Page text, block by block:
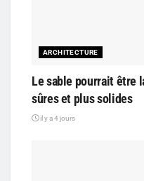
ARCHITECTURE
Le sable pourrait être
sûres et plus solides
il y a 4 jours